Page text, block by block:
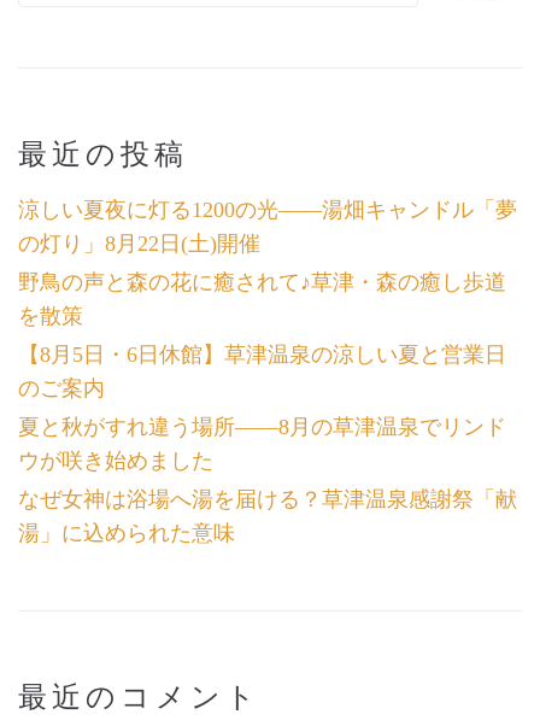
最近の投稿
涼しい夏夜に灯る1200の光――湯畑キャンドル「夢
の灯り」8月22日(土)開催
野鳥の声と森の花に癒されて♪草津・森の癒し歩道
を散策
【8月5日・6日休館】草津温泉の涼しい夏と営業日
のご案内
夏と秋がすれ違う場所――8月の草津温泉でリンド
ウが咲き始めました
なぜ女神は浴場へ湯を届ける？草津温泉感謝祭「献
湯」に込められた意味
最近のコメント